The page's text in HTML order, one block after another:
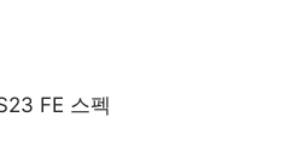
FE 스펙